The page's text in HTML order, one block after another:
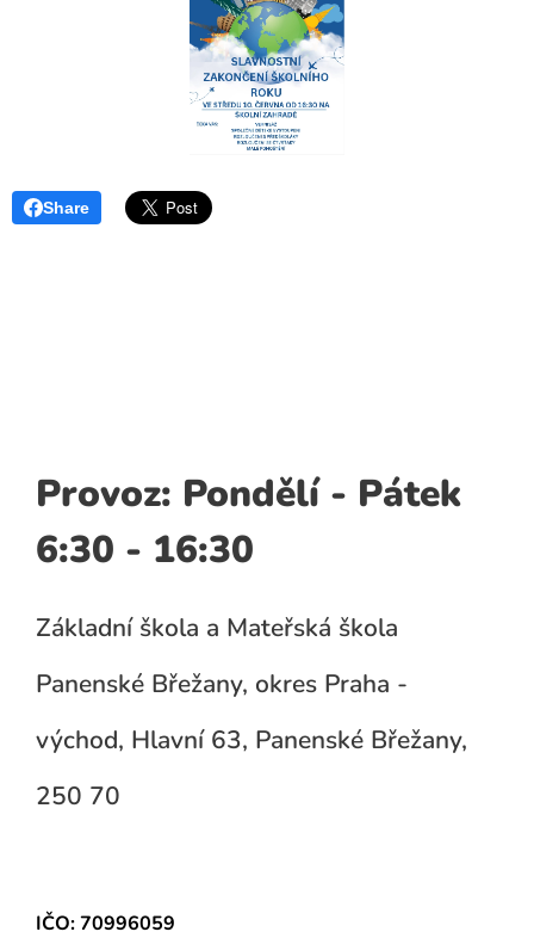
Share
Provoz: Pondělí - Pátek
6:30 - 16:30
Základní škola a Mateřská škola
Panenské Břežany, okres Praha -
východ, Hlavní 63, Panenské Břežany,
250 70
IČO: 70996059